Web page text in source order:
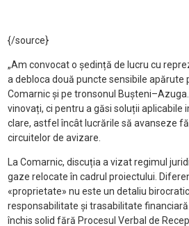
{/source}
„Am convocat o ședință de lucru cu
a debloca două puncte sensibile apărute
Comarnic și pe tronsonul
vinovați, ci pentru a găsi soluții aplicabile
clare, astfel încât lucrările să avanseze
circuitelor de avizare.
La Comarnic, discuția a vizat regimul
gaze relocate în cadrul proiectului.
«proprietate» nu este un detaliu
responsabilitate și trasabilitate
închis solid fără Procesul Verbal de